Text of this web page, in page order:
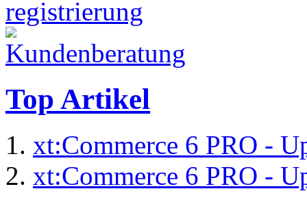
Top Artikel
xt:Commerce 6 PRO -
xt:Commerce 6 PRO -